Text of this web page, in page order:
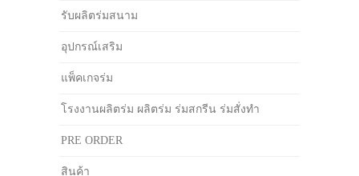
รับผลิตร่มสนาม
อุปกรณ์เสริม
แพ็คเกจร่ม
โรงงานผลิตร่ม ผลิตร่ม ร่มสกรีน ร่มสั่งทำ
PRE ORDER
สินค้า